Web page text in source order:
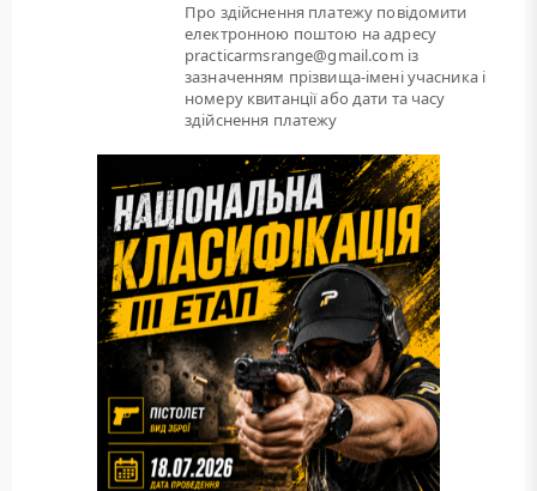
Про здійснення платежу повідомити
електронною поштою на адресу
practicarmsrange@gmail.com із
зазначенням прізвища-імені учасника і
номеру квитанції або дати та часу
здійснення платежу